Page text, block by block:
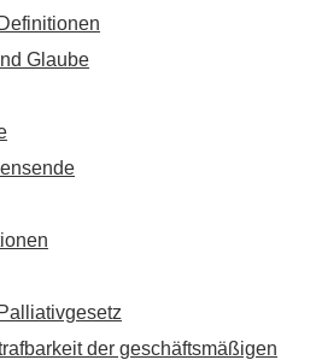
Glaube
der geschäftsmäßigen